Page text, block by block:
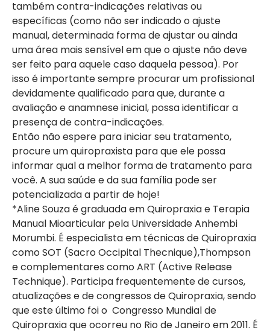
também contra-indicações relativas ou
específicas (como não ser indicado o ajuste
manual, determinada forma de ajustar ou ainda
uma área mais sensível em que o ajuste não deve
ser feito para aquele caso daquela pessoa). Por
isso é importante sempre procurar um profissional
devidamente qualificado para que, durante a
avaliação e anamnese inicial, possa identificar a
presença de contra-indicações.
Então não espere para iniciar seu tratamento,
procure um quiropraxista para que ele possa
informar qual a melhor forma de tratamento para
você. A sua saúde e da sua família pode ser
potencializada a partir de hoje!
*Aline Souza é graduada em Quiropraxia e Terapia
Manual Mioarticular pela Universidade Anhembi
Morumbi. É especialista em técnicas de Quiropraxia
como SOT (Sacro Occipital Thecnique),Thompson
e complementares como ART (Active Release
Technique). Participa frequentemente de cursos,
atualizações e de congressos de Quiropraxia, sendo
que este último foi o Congresso Mundial de
Quiropraxia que ocorreu no Rio de Janeiro em 2011. É